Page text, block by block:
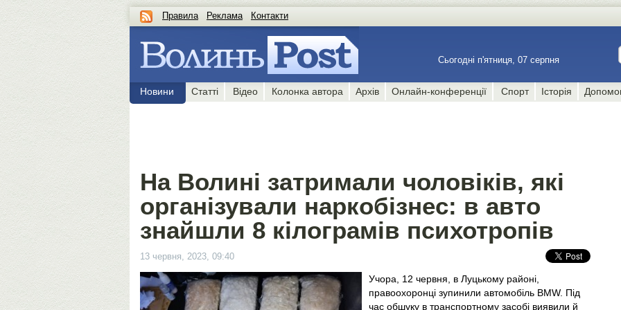
Правила Реклама Контакти
Сьогодні п'ятниця, 07 серпня
Новини Статті Відео Колонка автора Архів Онлайн-конференції Спорт Історія
На Волині затримали чоловіків, які
організували наркобізнес: в авто
знайшли 8 кілограмів психотропів
13 червня, 2023, 09:40
Учора, 12 червня, в Луцькому районі,
правоохоронці зупинили автомобіль BMW. Під
час обшуку в транспортному засобі виявили й